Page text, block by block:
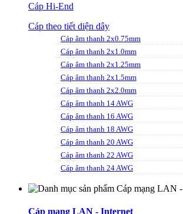
Cáp Hi-End
Cáp theo tiết diện dây
Cáp âm thanh 2x0.75mm
Cáp âm thanh 2x1.0mm
Cáp âm thanh 2x1.25mm
Cáp âm thanh 2x1.5mm
Cáp âm thanh 2x2.0mm
Cáp âm thanh 14 AWG
Cáp âm thanh 16 AWG
Cáp âm thanh 18 AWG
Cáp âm thanh 20 AWG
Cáp âm thanh 22 AWG
Cáp âm thanh 24 AWG
Cáp mạng LAN - Internet